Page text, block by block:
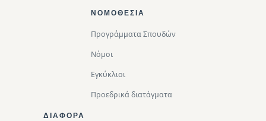
ΝΟΜΟΘΕΣΊΑ
Προγράμματα Σπουδών
Νόμοι
Εγκύκλιοι
Προεδρικά διατάγματα
ΔΙΑΦΟΡΑ